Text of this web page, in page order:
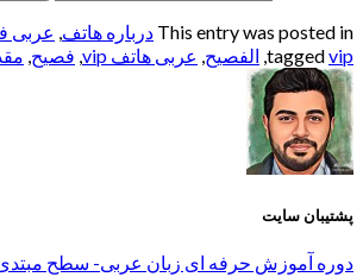
This entry was posted in درباره هاتف, عربی
taggedvip
, الفصيح, عربی هاتف vip , فصیح,
پشتیبان سایت
دوره آموزش حرفه ای زبان عربی- سطح